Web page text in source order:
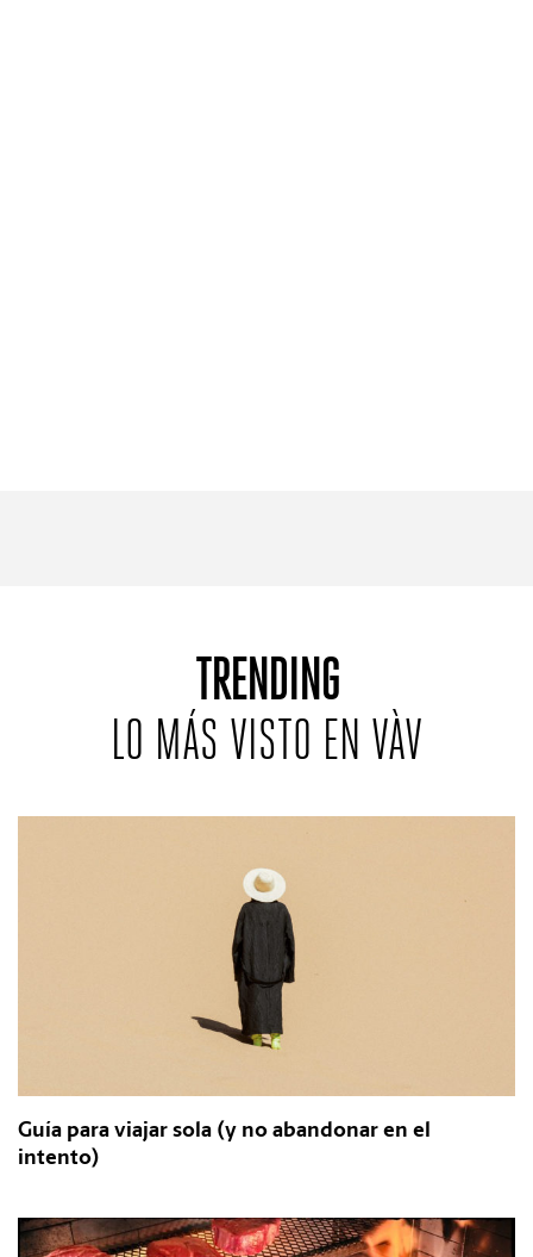
TRENDING
LO MÁS VISTO EN VÀV
Guía para viajar sola (y no abandonar en el
intento)